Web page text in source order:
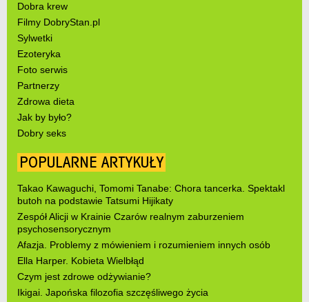
Dobra krew
Filmy DobryStan.pl
Sylwetki
Ezoteryka
Foto serwis
Partnerzy
Zdrowa dieta
Jak by było?
Dobry seks
POPULARNE ARTYKUŁY
Takao Kawaguchi, Tomomi Tanabe: Chora tancerka. Spektakl
butoh na podstawie Tatsumi Hijikaty
Zespół Alicji w Krainie Czarów realnym zaburzeniem
psychosensorycznym
Afazja. Problemy z mówieniem i rozumieniem innych osób
Ella Harper. Kobieta Wielbłąd
Czym jest zdrowe odżywianie?
Ikigai. Japońska filozofia szczęśliwego życia